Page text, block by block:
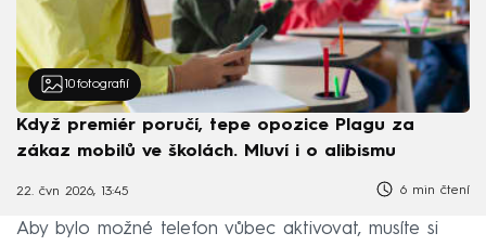
10 fotografií
Když premiér poručí, tepe opozice Plagu za
zákaz mobilů ve školách. Mluví i o alibismu
22. čvn 2026, 13:45 6 min čtení
Aby bylo možné telefon vůbec aktivovat, musíte si